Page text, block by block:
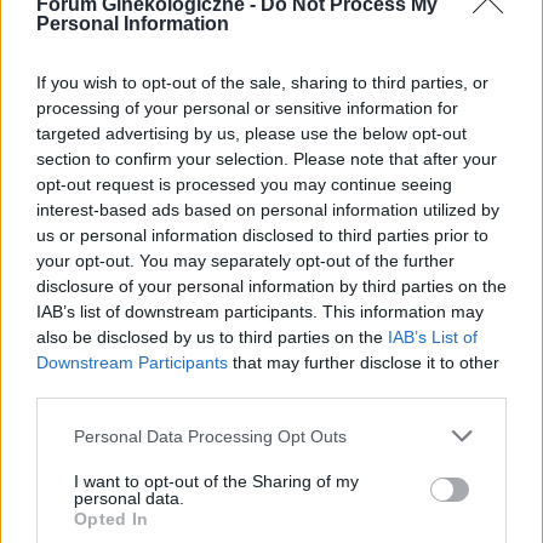
Forum Ginekologiczne - Do Not Process My
Personal Information
If you wish to opt-out of the sale, sharing to third parties, or
processing of your personal or sensitive information for
targeted advertising by us, please use the below opt-out
section to confirm your selection. Please note that after your
opt-out request is processed you may continue seeing
interest-based ads based on personal information utilized by
us or personal information disclosed to third parties prior to
your opt-out. You may separately opt-out of the further
disclosure of your personal information by third parties on the
IAB’s list of downstream participants. This information may
also be disclosed by us to third parties on the IAB’s List of
Downstream Participants that may further disclose it to other
Personal Data Processing Opt Outs
I want to opt-out of the Sharing of my
personal data.
Opted In
punktów zdobyliście i który quiz był dla Was
na sromie i je usuwał? Czy warto wyciąć i
teorie, ja mam od kilku lat i zastanawiam się co
z tym zrobić
gość
antykoncepcja
Szanowni Państwo :) a w szczególności
doświadczone Panie i lekarze :) Zwracam się
tutaj z prośbą o pomoc i podpowiedź, bo mam
Półtora roku temu zaczęłam przyjmować
ciągnęło się od dwóch miesięcy, ale niestety Yaz
spowodował jeszcze gorsze krwawienie, więc
Forum:Zdrowie kobiety
POWIĄZANE
Tematy zdrowie